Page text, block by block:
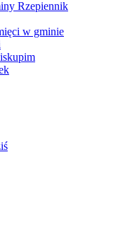
Rzepiennik
w gminie